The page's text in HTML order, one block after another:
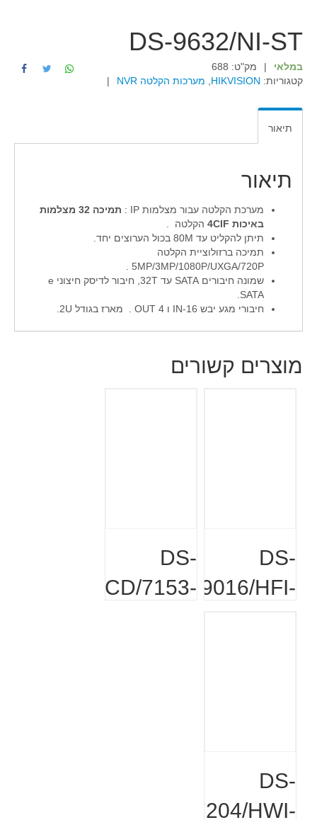
DS-9632/NI-ST
במלאי | מק"ט: 688
קטגוריות: HIKVISION
, מערכות הקלטה NVR |
תיאור
תיאור
מערכת הקלטה עבור מצלמות IP :
תמיכה 32 מצלמות
באיכות 4 CIF
הקלטה .
תיתן להקליט עד 80M בכול הערוצים יחד.
תמיכה ברזולוציית הקלטה
5MP/3MP/1080P/UXGA/720P .
שמונה חיבורים SATA עד 32T, חיבור לדיסק חיצוני e
SATA.
חיבורי מגע יבש 16-IN ו 4 OUT . מארז בגודל 2U.
מוצרים קשורים
DS-
9016/HFI-
DS-
2CD/7153-
DS-
7204/HWI-